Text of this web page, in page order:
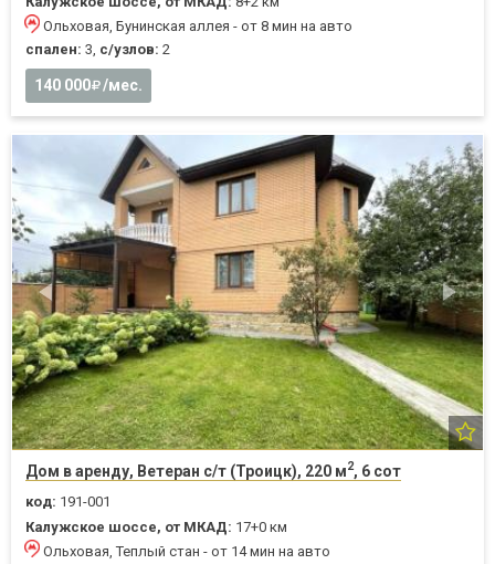
Ольховая, Бунинская аллея - от 8 мин на авто
спален: 3, с/узлов: 2
140 000 /мес.
Дом в аренду, Ветеран с/т (Троицк), 220 м2, 6 сот
код: 191-001
Калужское шоссе, от МКАД: 17+0 км
Ольховая, Теплый стан - от 14 мин на авто